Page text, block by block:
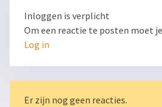
Inloggen is verplicht
Om een reactie te posten moet
Log in
Er zijn nog geen reacties.